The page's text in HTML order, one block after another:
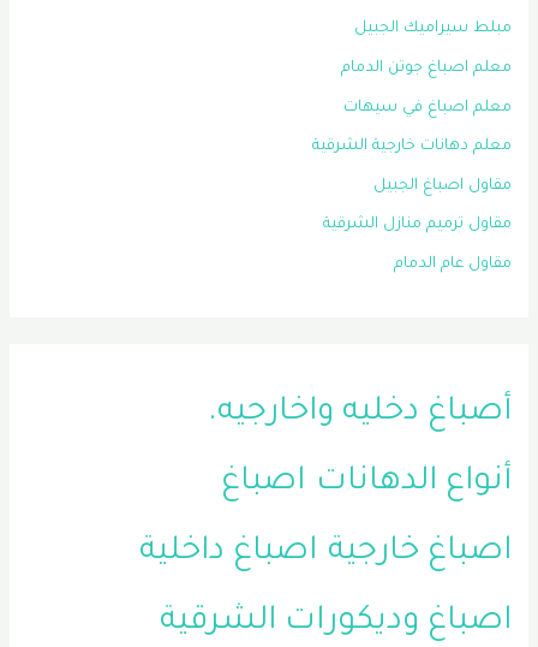
مبلط سيراميك الجبيل
معلم اصباغ جوتن الدمام
معلم اصباغ في سيهات
معلم دهانات خارجية الشرقية
مقاول اصباغ الجبيل
مقاول ترميم منازل الشرقية
مقاول عام الدمام
أصباغ دخليه واخارجيه.
أنواع الدهانات اصباغ
اصباغ خارجية اصباغ داخلية
اصباغ وديكورات الشرقية